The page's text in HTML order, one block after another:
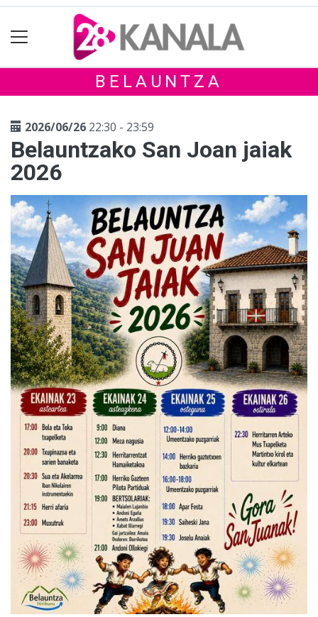
BELAUNTZA
2026/06/26 22:30 - 23:59
Belauntzako San Joan jaiak
2026